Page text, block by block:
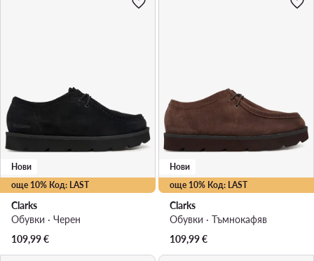
още 10% Код: LAST
Нови
Clarks
Обувки · Черен
109,99€
още 10% Код: LAST
Нови
Clarks
Обувки · Тъмнокафяв
109,99€